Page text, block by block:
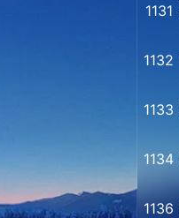
1131
1132
1133
1134
1136